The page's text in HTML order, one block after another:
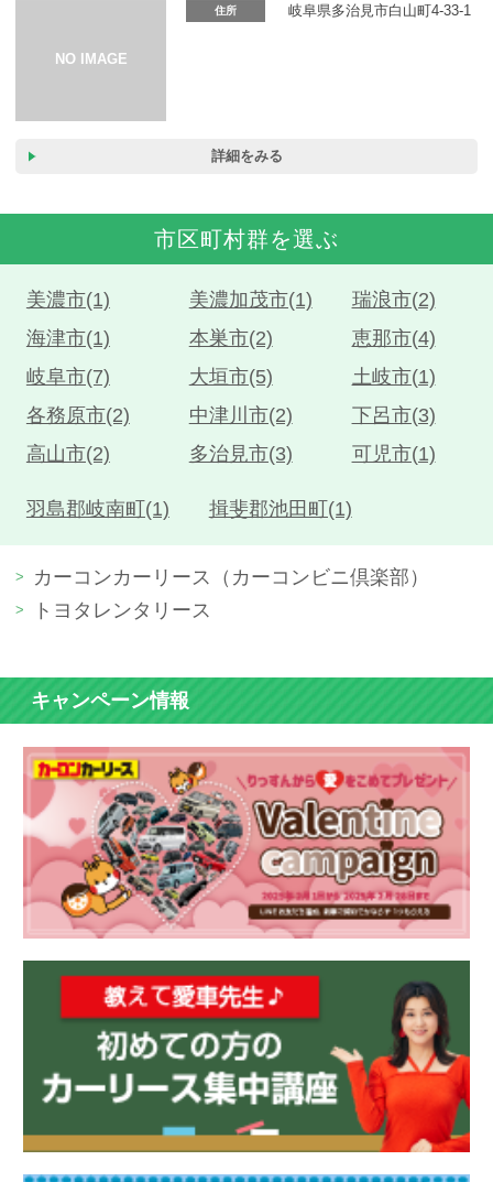
住所 岐阜県多治見市白山町4-33-1
詳細をみる
市区町村群を選ぶ
美濃市(1) 美濃加茂市(1)
瑞浪市(2)
海津市(1)
本巣市(2)
恵那市(4)
岐阜市(7)
大垣市(5)
土岐市(1)
各務原市(2)
中津川市(2)
下呂市(3)
高山市(2)
多治見市(3) 可児市(1)
羽島郡岐南町(1) 揖斐郡池田町(1)
カーコンカーリース（カーコンビニ倶楽部）
トヨタレンタリース
キャンペーン情報